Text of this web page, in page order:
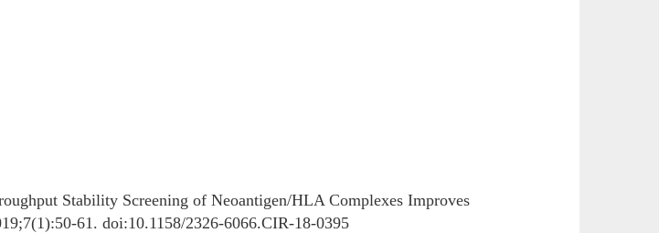
Stability Screening of Neoantigen/HLA Complexes Improves
61. doi:10.1158/2326-6066.CIR-18-0395